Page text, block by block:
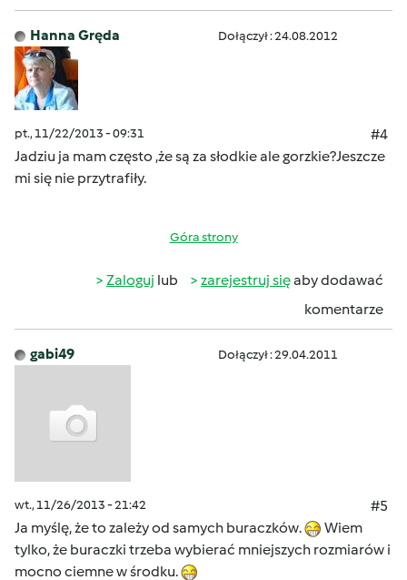
Hanna Gręda Dołączył : 24.08.2012
pt., 11/22/2013 - 09:31
#4
Jadziu ja mam często ,że są za słodkie ale gorzkie?Jeszcze
mi się nie przytrafiły.
Góra strony
Zaloguj lub zarejestruj sięaby dodawać
komentarze
gabi49 Dołączył : 29.04.2011
wt., 11/26/2013 - 21:42
#5
Ja myślę, że to zależy od samych buraczków.
Wiem
tylko, że buraczki trzeba wybierać mniejszych rozmiarów i
mocno ciemne w środku.